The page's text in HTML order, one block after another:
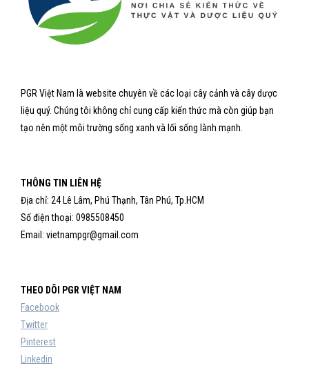
PGR Việt Nam là website chuyên về các loại cây cảnh và cây dược
liệu quý. Chúng tôi không chỉ cung cấp kiến thức mà còn giúp bạn
tạo nên một môi trường sống xanh và lối sống lành mạnh.
THÔNG TIN LIÊN HỆ
Địa chỉ: 24 Lê Lâm, Phú Thạnh, Tân Phú, Tp.HCM
Số điện thoại: 0985508450
Email: vietnampgr@gmail.com
THEO DÕI PGR VIỆT NAM
Facebook
Twitter
Pinterest
Linkedin